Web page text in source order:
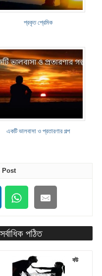
প্রকৃত প্রেমিক
একটি ভালবাসা ও প্রতারণার গল্প
Post
সর্বাধিক পঠিত
বউ